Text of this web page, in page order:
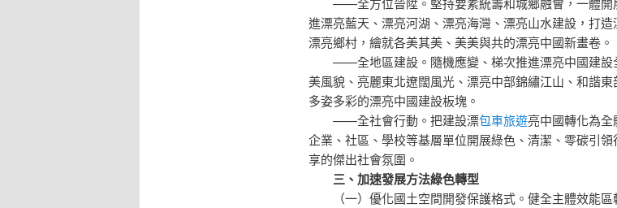
進漂亮藍天、漂亮河湖、漂亮海灣、漂亮山水建設，打造
漂亮鄉村，繪就各美其美、美美與共的漂亮中國新畫卷。
——全地區建設。隨機應變、梯次推進漂亮中國建設
美風貌、亮麗東北遼闊風光、漂亮中部錦繡江山、和諧東
多姿多彩的漂亮中國建設板塊。
——全社會行動。把建設漂包車旅遊亮中國轉化為全
企業、社區、學校等基層單位開展綠色、清潔、零碳引
享的傑出社會氛圍。
三、加速發展方法綠色轉型
（一）優化國土空間開發保護格式。健全主體效能區